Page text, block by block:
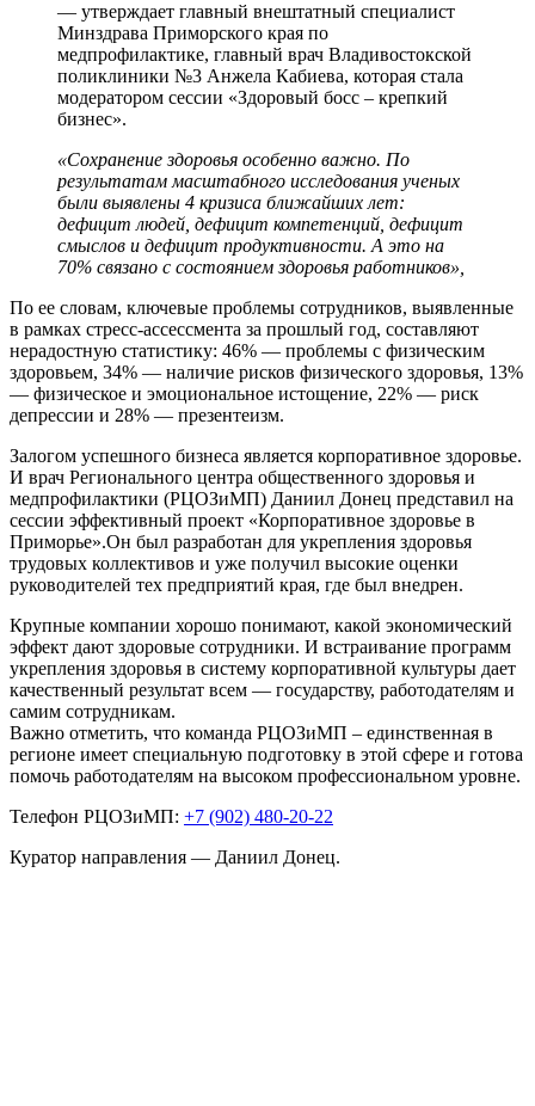
— утверждает главный внештатный специалист
Минздрава Приморского края по
медпрофилактике, главный врач Владивостокской
поликлиники №3 Анжела Кабиева, которая стала
модератором сессии «Здоровый босс – крепкий
бизнес».
«Сохранение здоровья особенно важно. По
результатам масштабного исследования ученых
были выявлены 4 кризиса ближайших лет:
дефицит людей, дефицит компетенций, дефицит
смыслов и дефицит продуктивности. А это на
70% связано с состоянием здоровья работников»,
По ее словам, ключевые проблемы сотрудников, выявленные
в рамках стресс-ассессмента за прошлый год, составляют
нерадостную статистику: 46% — проблемы с физическим
здоровьем, 34% — наличие рисков физического здоровья, 13%
— физическое и эмоциональное истощение, 22% — риск
депрессии и 28% — презентеизм.
Залогом успешного бизнеса является корпоративное здоровье.
И врач Регионального центра общественного здоровья и
медпрофилактики (РЦОЗиМП) Даниил Донец представил на
сессии эффективный проект «Корпоративное здоровье в
Приморье».Он был разработан для укрепления здоровья
трудовых коллективов и уже получил высокие оценки
руководителей тех предприятий края, где был внедрен.
Крупные компании хорошо понимают, какой экономический
эффект дают здоровые сотрудники. И встраивание программ
укрепления здоровья в систему корпоративной культуры дает
качественный результат всем — государству, работодателям и
самим сотрудникам.
Важно отметить, что команда РЦОЗиМП – единственная в
регионе имеет специальную подготовку в этой сфере и готова
помочь работодателям на высоком профессиональном уровне.
Телефон РЦОЗиМП: +7 (902) 480-20-22
Куратор направления — Даниил Донец.